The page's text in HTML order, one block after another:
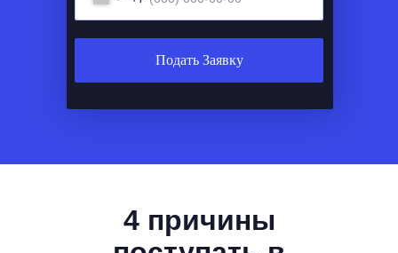
Подать Заявку
4 причины